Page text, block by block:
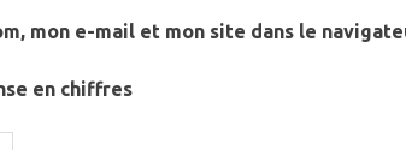
mon e-mail et mon site dans le
en chiffres